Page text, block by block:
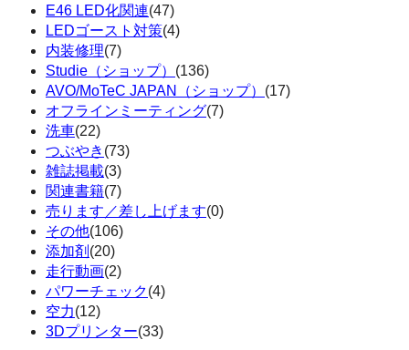
E46 LED化関連(47)
LEDゴースト対策(4)
内装修理(7)
Studie（ショップ） (136)
AVO/MoTeC JAPAN（ショップ） (17)
オフラインミーティング(7)
洗車(22)
つぶやき (73)
雑誌掲載(3)
関連書籍(7)
売ります／差し上げます(0)
その他(106)
添加剤 (20)
走行動画(2)
パワーチェック(4)
空力(12)
3Dプリンター(33)